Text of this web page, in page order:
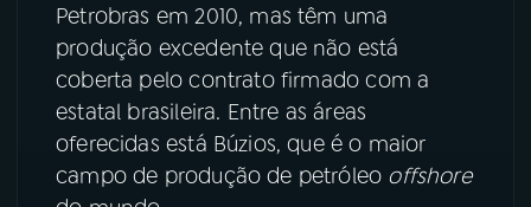
YouTube Facebook
Instagram X
TikTok
Petrobras em 2010, mas têm uma
produção excedente que não está
coberta pelo contrato firmado com a
estatal brasileira. Entre as áreas
oferecidas está Búzios, que é o maior
campo de produção de petróleo offshore